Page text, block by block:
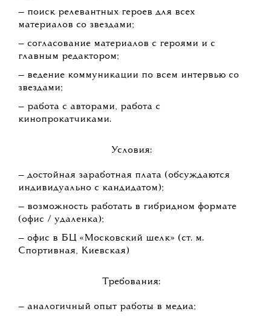
— поиск релевантных героев для всех
материалов со звездами;
— согласование материалов с героями и с
главным редактором;
— ведение коммуникации по всем интервью со
звездами;
— работа с авторами, работа с
кинопрокатчиками.
Условия:
— достойная заработная плата (обсуждаются
индивидуально с кандидатом);
— возможность работать в гибридном формате
(офис / удаленка);
— офис в БЦ «Московский шелк» (ст. м.
Спортивная, Киевская)
Требования:
— аналогичный опыт работы в медиа;